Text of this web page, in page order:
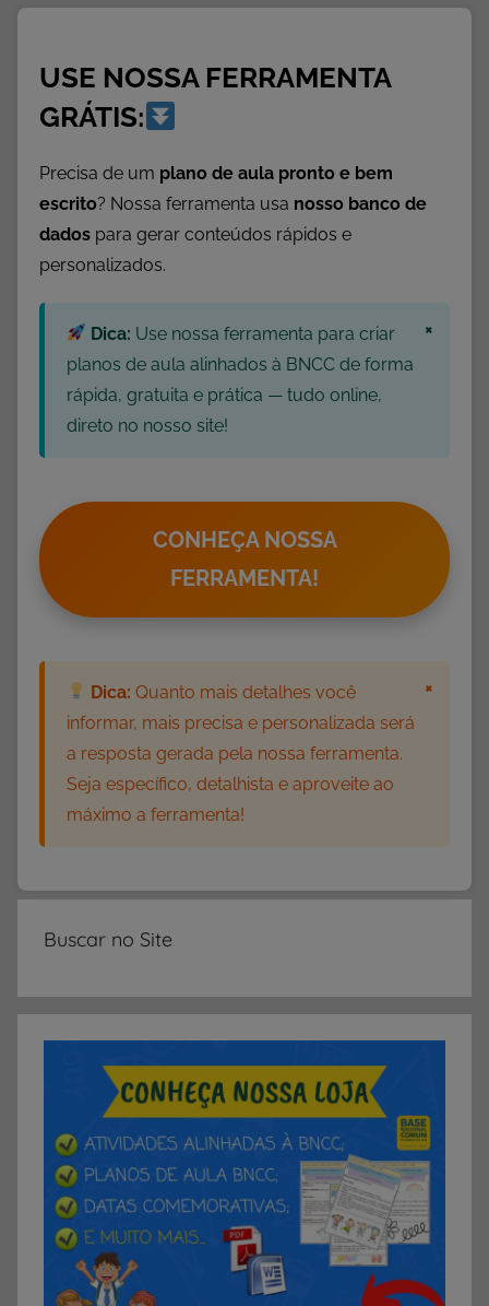
USE NOSSA FERRAMENTA
GRÁTIS:
Precisa de um plano de aula pronto e bem
escrito? Nossa ferramenta usa nosso banco de
dados para gerar conteúdos rápidos e
personalizados.
Dica: Use nossa ferramenta para criar
planos de aula alinhados à BNCC de forma
rápida, gratuita e prática — tudo online,
direto no nosso site!
×
CONHEÇA NOSSA
FERRAMENTA!
Dica: Quanto mais detalhes você
informar, mais precisa e personalizada será
a resposta gerada pela nossa ferramenta.
Seja específico, detalhista e aproveite ao
máximo a ferramenta!
×
Buscar no Site